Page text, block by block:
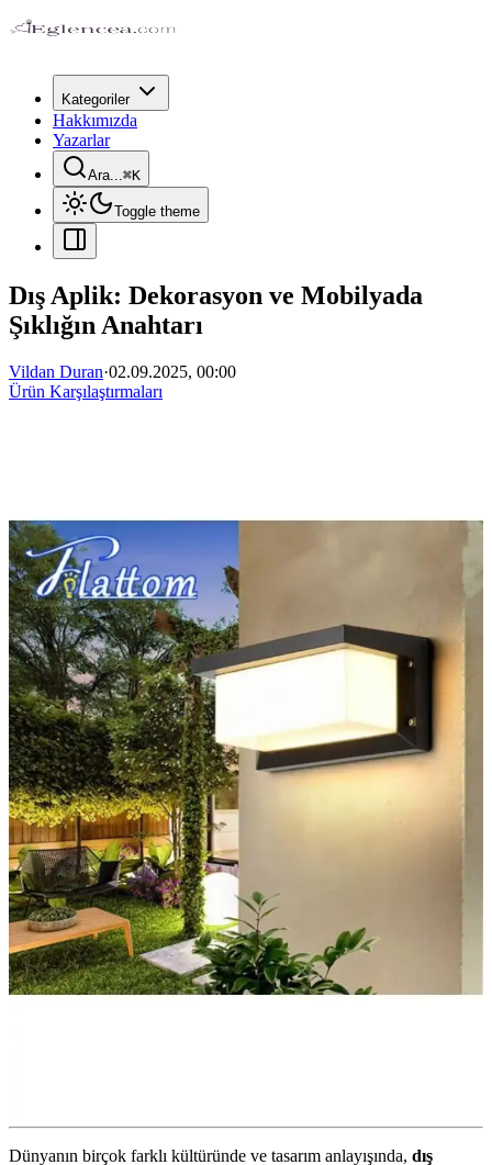
Kategoriler
Hakkımızda
Yazarlar
Ara...⌘K
Toggle theme
Dış Aplik: Dekorasyon ve Mobilyada
Şıklığın Anahtarı
Vildan Duran·02.09.2025, 00:00
Ürün Karşılaştırmaları
Dünyanın birçok farklı kültüründe ve tasarım anlayışında, dış